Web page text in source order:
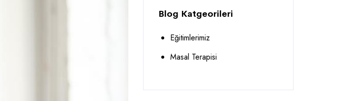
Blog Katgeorileri
Eğitimlerimiz
Masal Terapisi